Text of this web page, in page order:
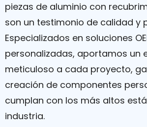
piezas de aluminio con
son un testimonio de calidad y
Especializados en soluciones
personalizadas, aportamos un
meticuloso a cada proyecto,
creación de componentes
cumplan con los más altos
industria.